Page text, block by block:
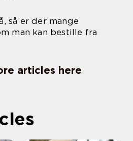
så er der mange
man kan bestille fra
articles here